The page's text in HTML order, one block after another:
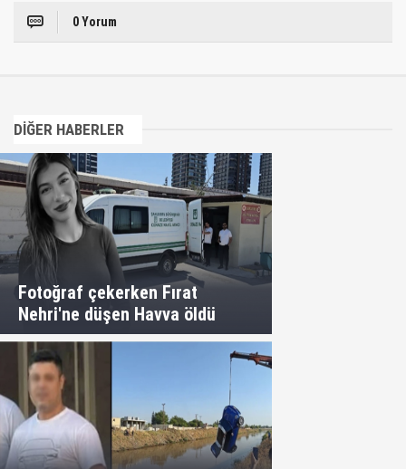
0 Yorum
DİĞER HABERLER
Fotoğraf çekerken Fırat
Nehri'ne düşen Havva öldü